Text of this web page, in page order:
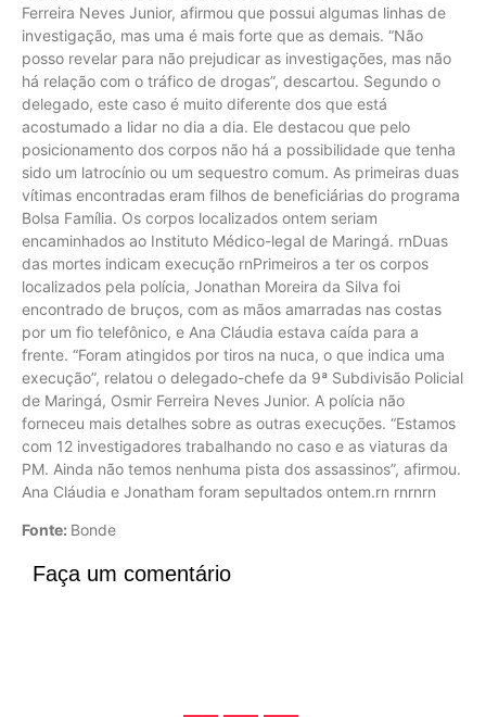
Ferreira Neves Junior, afirmou que possui algumas linhas de
investigação, mas uma é mais forte que as demais. “Não
posso revelar para não prejudicar as investigações, mas não
há relação com o tráfico de drogas”, descartou. Segundo o
delegado, este caso é muito diferente dos que está
acostumado a lidar no dia a dia. Ele destacou que pelo
posicionamento dos corpos não há a possibilidade que tenha
sido um latrocínio ou um sequestro comum. As primeiras duas
vítimas encontradas eram filhos de beneficiárias do programa
Bolsa Família. Os corpos localizados ontem seriam
encaminhados ao Instituto Médico-legal de Maringá. rnDuas
das mortes indicam execução rnPrimeiros a ter os corpos
localizados pela polícia, Jonathan Moreira da Silva foi
encontrado de bruços, com as mãos amarradas nas costas
por um fio telefônico, e Ana Cláudia estava caída para a
frente. “Foram atingidos por tiros na nuca, o que indica uma
execução”, relatou o delegado-chefe da 9ª Subdivisão Policial
de Maringá, Osmir Ferreira Neves Junior. A polícia não
forneceu mais detalhes sobre as outras execuções. “Estamos
com 12 investigadores trabalhando no caso e as viaturas da
PM. Ainda não temos nenhuma pista dos assassinos”, afirmou.
Ana Cláudia e Jonatham foram sepultados ontem.rn rnrnrn
Fonte: Bonde
Faça um comentário